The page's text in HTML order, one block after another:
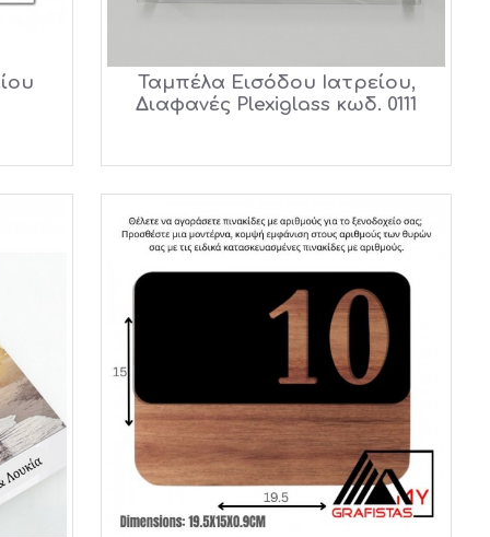
Ταμπέλα Εισόδου Ιατρείου,
Διαφανές Plexiglass κωδ. 0111